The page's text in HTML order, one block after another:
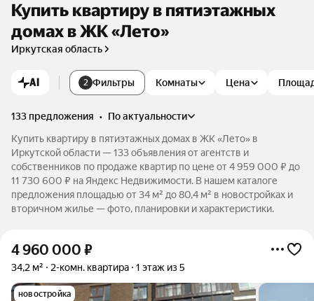
Купить квартиру в пятиэтажных
домах в ЖК «Лето»
Иркутская область
AI 2 Фильтры Комнаты Цена
133 предложения •
по актуальности
Купить квартиру в пятиэтажных домах в ЖК «Лето» в
Иркутской области — 133 объявления от агентств и
собственников по продаже квартир по цене от 4 959 000 ₽ до
11 730 600 ₽ на Яндекс Недвижимости. В нашем каталоге
предложения площадью от 34 м² до 80,4 м² в новостройках и
вторичном жилье — фото, планировки и характеристики.
4 960 000 ₽
34,2 м² 2-комн. квартира 1 этаж из 5
новостройка